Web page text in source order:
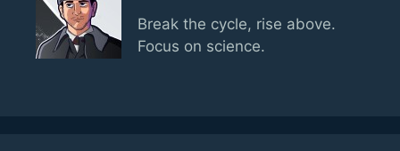
Break the cycle, rise above.
Focus on science.